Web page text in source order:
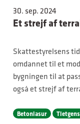
30. sep. 2024
Et strejf af
Skattestyrelsens
omdannet til et
bygningen til at
også et strejf af
Betonlasur